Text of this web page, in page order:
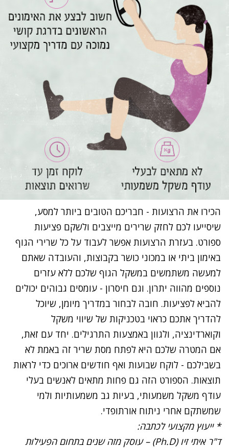
הכירו את הרצועות - חבריכם הטובים ביותר למסע,
שיסייעו לכם לחזק שרירים מייצבים ולשקם פציעות
ספורט. בעזרת הרצועות אפשר לעבוד על כל שרירי הגוף
באימון ביתי או במכוני כושר בקבוצות, והעובדה שאתם
למעשה משתמשים במשקל הגוף שלכם ללא עזרים
נוספים מהווה יתרון. וגם חיסרון - עומסים גבוהים יכולים
להביא לפציעות. חובה לבחור במדריך מיומן, שיוכל
להדריך אתכם כראוי בטכניקות של שיווי משקל
וקוארדינציה, ולגוון באמצעות התרגילים. יחד עם זאת,
אם המטרה שלכם היא לפתח מסת שריר זה באמת לא
בשבילכם - לוקח שבועות ואף חודשים ארוכים כדי לראות
תוצאות. הספורט הזה גם פחות מתאים לאנשים בעלי
עודף משקל משמעותי, בעיות גב משמעותיות ולמי
שמשתקם אחרי ניתוח אורתופדי.
* ייעוץ מקצועי לכתבה:
ד"ר איתי זיו (Ph.D) – עוסק מזה שנים בתחום הפעילות